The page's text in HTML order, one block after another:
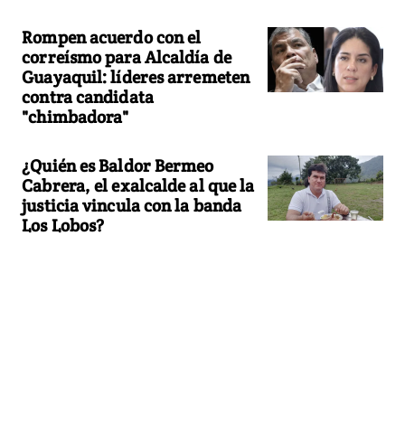
Rompen acuerdo con el
correísmo para Alcaldía de
Guayaquil: líderes arremeten
contra candidata
"chimbadora"
¿Quién es Baldor Bermeo
Cabrera, el exalcalde al que la
justicia vincula con la banda
Los Lobos?